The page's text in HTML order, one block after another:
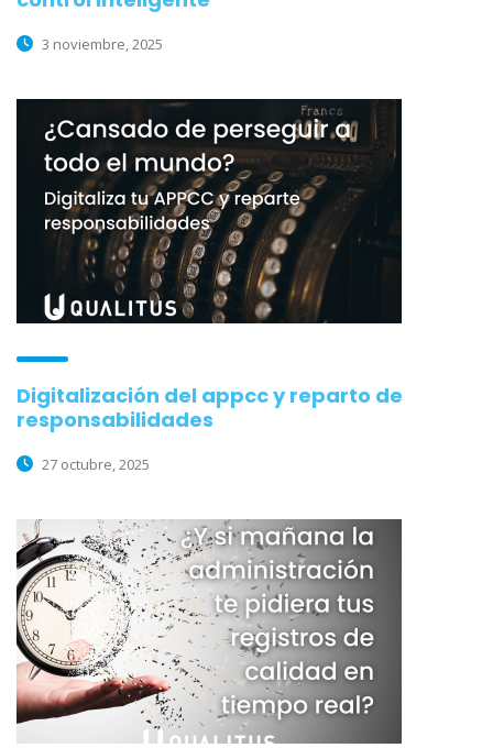
3 noviembre, 2025
Digitalización del appcc y reparto de
responsabilidades
27 octubre, 2025